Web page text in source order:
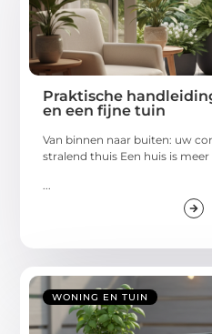
Praktische
en een fijne tuin
Van binnen naar buiten: uw
stralend thuis Een huis is meer
...
WONING EN TUIN